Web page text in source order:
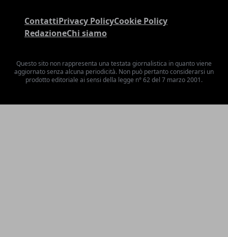
ContattiPrivacy PolicyCookie Policy
RedazioneChi siamo
Questo sito non rappresenta una testata giornalistica in quanto viene
aggiornato senza alcuna periodicità. Non può pertanto considerarsi un
prodotto editoriale ai sensi della legge n° 62 del 7 marzo 2001.